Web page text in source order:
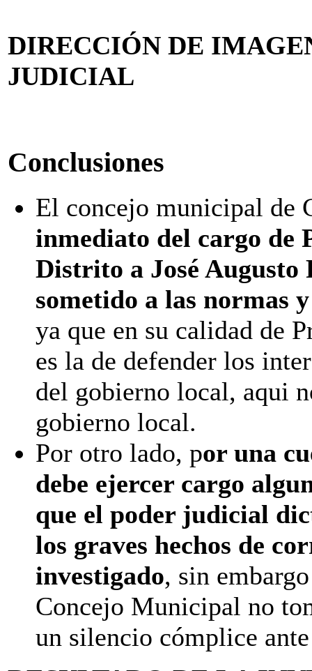
DIRECCIÓN DE
JUDICIAL
Conclusiones
El concejo municipal de
inmediato del cargo
Distrito a José Augusto
sometido a las normas
ya que en su calidad de
es la de defender los
del gobierno local, aqui
gobierno local.
Por otro lado, por una
debe ejercer cargo
que el poder judicial
los graves hechos de
investigado, sin
Concejo Municipal no
un silencio cómplice